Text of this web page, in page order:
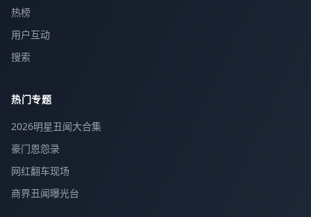
热榜
用户互动
搜索
热门专题
2026明星丑闻大合集
豪门恩怨录
网红翻车现场
商界丑闻曝光台